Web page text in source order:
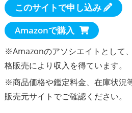
このサイトで申し込み
Amazonで購入
※Amazonのアソシエイトとして
格販売により収入を得ています。
※商品価格や鑑定料金、在庫状況
販売元サイトでご確認ください。